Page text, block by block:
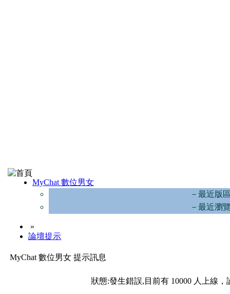
MyChat 數位男女
－最近版
－最近瀏
»
論壇提示
MyChat 數位男女 提示訊息
狀態:發生錯誤,目前有 10000 人上線